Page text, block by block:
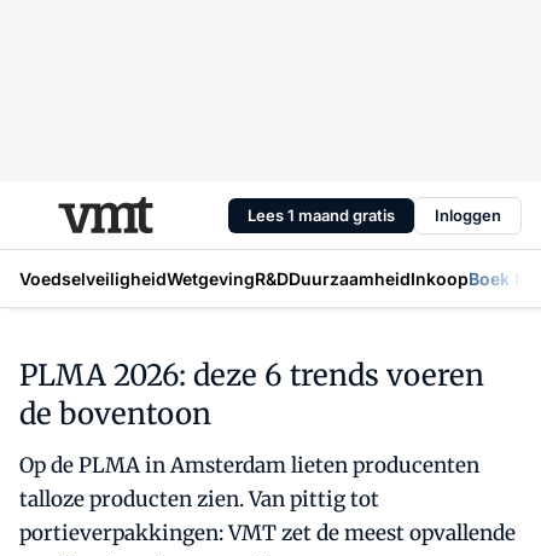
Lees 1 maand gratis Inloggen
VoedselveiligheidWetgevingR&DDuurzaamheidInkoopBoek
PLMA 2026: deze 6 trends voeren
de boventoon
Op de PLMA in Amsterdam lieten producenten
talloze producten zien. Van pittig tot
portieverpakkingen: VMT zet de meest opvallende